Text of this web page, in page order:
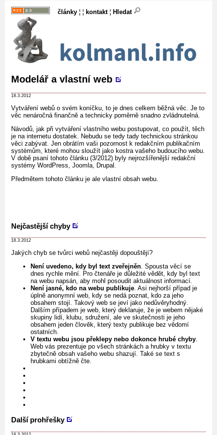
články ¦ ¦ kontakt¦ Hledat
Modelář a vlastní web
18.3.2012
Vytváření webů o svém koníčku, to je dnes celkem běžná věc. Je to
věc nenáročná finančně a technicky poměrně snadno zvládnutelná.
Návodů, jak při vytváření vlastního webu postupovat, co použít, těch
je na internetu dostatek. Nebudu se tedy tady technickou stránkou
věci zabývat. Jen obrátím vaši pozornost k redakčním publikačním
systémům, které mohou sloužít jako kostra vašeho budoucího webu.
V době psaní tohoto článku (3/2012) byly nejrozšířenější redakční
systémy WordPress, Joomla, Drupal.
Předmětem tohoto článku je ale vlastní obsah webu.
Nejčastější chyby
18.3.2012
Jakých chyb se tvůrci webů nejčastěji dopouštějí?
Není uvedeno, kdy byl text zveřejněn. Spousta věcí se
dnes rychle mění. Pro čtenáře je důležité vědět, kdy byl text
na webu napsán, aby mohl posoudit aktuálnost informací.
Není jasné, kdo na webu publikuje. Asi nejhorší případ je
úplně anonymní web, kdy se nedá poznat, kdo za jeho
obsahem stojí. Takový web se jeví jako nedůvěryhodný.
Dalším případem je web, který deklaruje, že je webem nějaké
skupiny lidí, klubu, sdružení, ale ve skutečnosti je jeho
obsahem jeden člověk, který texty publikuje bez vědomí
ostatních.
V textu webu jsou překlepy nebo dokonce hrubé chyby.
Web vás prezentuje po všech stránkách a hrubky v textu
zbytečně obsah vašeho webu shazují. Také se text s
hrubkami obtížně čte.
Další prohřešky